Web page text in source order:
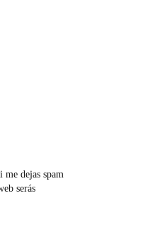
me dejas spam
serás